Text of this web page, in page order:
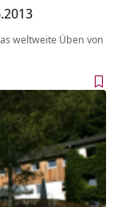
weltweite Üben von